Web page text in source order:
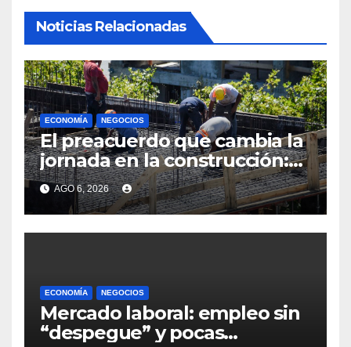
Noticias Relacionadas
ECONOMÍA NEGOCIOS
El preacuerdo que cambia la
jornada en la construcción:
menos horas, subas reales y
convenio hasta 2031
AGO 6, 2026
ECONOMÍA NEGOCIOS
Mercado laboral: empleo sin
“despegue” y pocas